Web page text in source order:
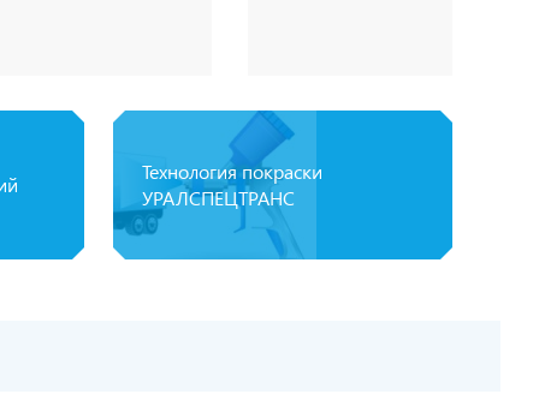
Технология покраски
УРАЛСПЕЦТРАНС